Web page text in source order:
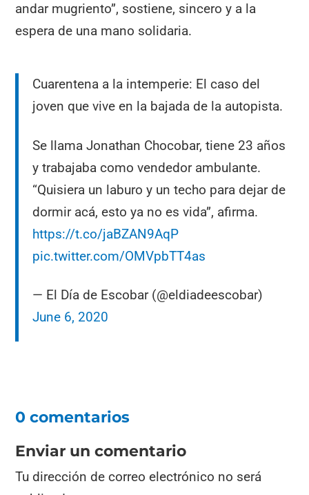
andar mugriento”, sostiene, sincero y a la
espera de una mano solidaria.
Cuarentena a la intemperie: El caso del
joven que vive en la bajada de la autopista.
Se llama Jonathan Chocobar, tiene 23 años
y trabajaba como vendedor ambulante.
“Quisiera un laburo y un techo para dejar de
dormir acá, esto ya no es vida”, afirma.
https://t.co/jaBZAN9AqP
pic.twitter.com/OMVpbTT4as
— El Día de Escobar (@eldiadeescobar)
June 6, 2020
0 comentarios
Enviar un comentario
Tu dirección de correo electrónico no será